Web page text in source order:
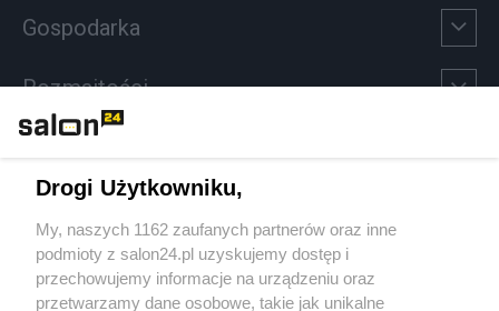
Gospodarka
Rozmaitości
Sport
Społeczeństwo
Drogi Użytkowniku,
My, naszych 1162 zaufanych partnerów oraz inne
podmioty z salon24.pl uzyskujemy dostęp i
przechowujemy informacje na urządzeniu oraz
przetwarzamy dane osobowe, takie jak unikalne